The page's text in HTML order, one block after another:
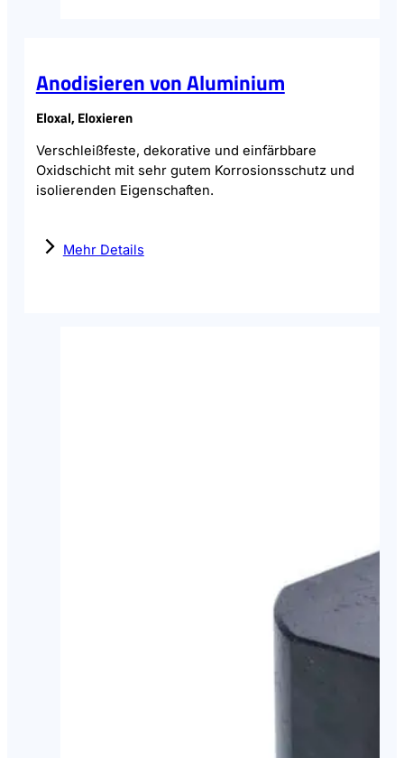
Anodisieren von Aluminium
Eloxal, Eloxieren
Verschleißfeste, dekorative und einfärbbare
Oxidschicht mit sehr gutem Korrosionsschutz und
isolierenden Eigenschaften.
Mehr Details